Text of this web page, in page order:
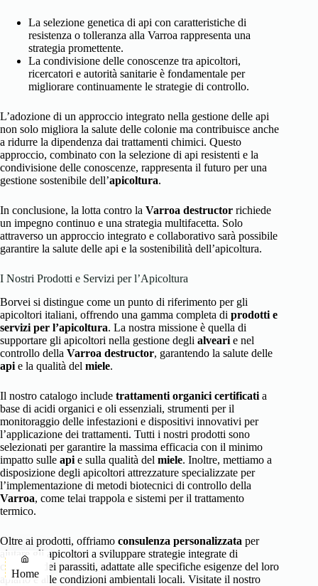
La selezione genetica di api con caratteristiche di
resistenza o tolleranza alla Varroa rappresenta una
strategia promettente.
La condivisione delle conoscenze tra apicoltori,
ricercatori e autorità sanitarie è fondamentale per
migliorare continuamente le strategie di controllo.
L’adozione di un approccio integrato nella gestione delle api
non solo migliora la salute delle colonie ma contribuisce anche
a ridurre la dipendenza dai trattamenti chimici. Questo
approccio, combinato con la selezione di api resistenti e la
condivisione delle conoscenze, rappresenta il futuro per una
gestione sostenibile dell’apicoltura.
In conclusione, la lotta contro la Varroa destructor richiede
un impegno continuo e una strategia multifacetta. Solo
attraverso un approccio integrato e collaborativo sarà possibile
garantire la salute delle api e la sostenibilità dell’apicoltura.
I Nostri Prodotti e Servizi per l’Apicoltura
Borvei si distingue come un punto di riferimento per gli
apicoltori italiani, offrendo una gamma completa di prodotti e
servizi per l’apicoltura. La nostra missione è quella di
supportare gli apicoltori nella gestione degli alveari e nel
controllo della Varroa destructor, garantendo la salute delle
api e la qualità del miele.
Il nostro catalogo include trattamenti organici certificati a
base di acidi organici e oli essenziali, strumenti per il
monitoraggio delle infestazioni e dispositivi innovativi per
l’applicazione dei trattamenti. Tutti i nostri prodotti sono
selezionati per garantire la massima efficacia con il minimo
impatto sulle api e sulla qualità del miele. Inoltre, mettiamo a
disposizione degli apicoltori attrezzature specializzate per
l’implementazione di metodi biotecnici di controllo della
Varroa, come telai trappola e sistemi per il trattamento
termico.
Oltre ai prodotti, offriamo consulenza personalizzata per
aiutare gli apicoltori a sviluppare strategie integrate di
controllo dei parassiti, adattate alle specifiche esigenze del loro
apiario e alle condizioni ambientali locali. Visitate il nostro
Home